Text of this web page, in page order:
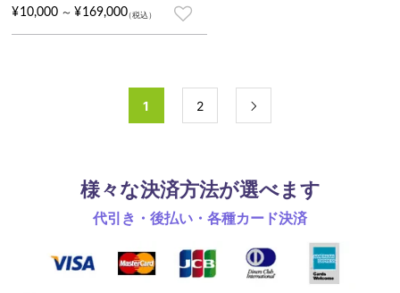
1
件の利用者評価に基づく5段階評価のうち、
¥10,000 ～ ¥169,000
1 2 
様々な決済方法が選べます
代引き・後払い・各種カード決済